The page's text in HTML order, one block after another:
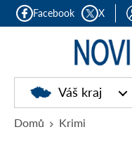
Facebook X
Noviny
kraje
Váš kraj
Domů Krimi